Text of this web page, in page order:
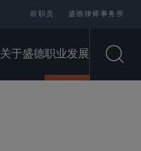
前职员 盛德律师事务所
关于盛德职业发展